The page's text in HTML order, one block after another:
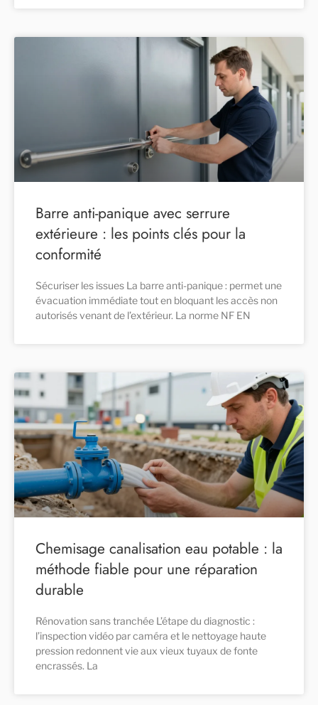
Barre anti-panique avec serrure
extérieure : les points clés pour la
conformité
Sécuriser les issues La barre anti-panique : permet une
évacuation immédiate tout en bloquant les accès non
autorisés venant de l’extérieur. La norme NF EN
Chemisage canalisation eau potable : la
méthode fiable pour une réparation
durable
Rénovation sans tranchée L’étape du diagnostic :
l’inspection vidéo par caméra et le nettoyage haute
pression redonnent vie aux vieux tuyaux de fonte
encrassés. La